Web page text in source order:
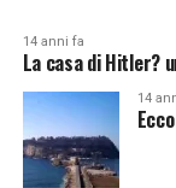
14 anni fa
La casa di Hitler?
14